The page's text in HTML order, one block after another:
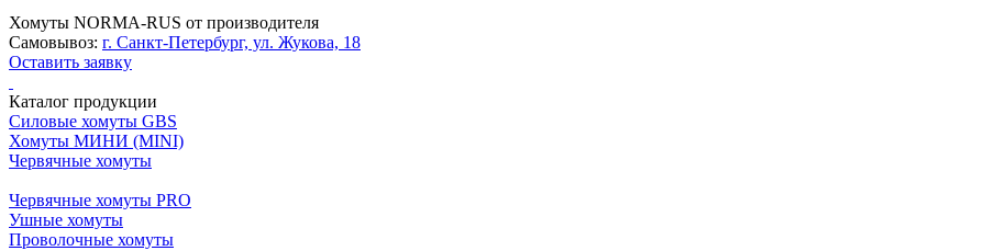
Хомуты NORMA-RUS от производителя
Самовывоз: г. Санкт-Петербург, ул. Жукова, 18
Оставить заявку
Каталог продукции
Силовые хомуты GBS
Хомуты МИНИ (MINI)
Червячные хомуты
Червячные хомуты PRO
Ушные хомуты
Проволочные хомуты